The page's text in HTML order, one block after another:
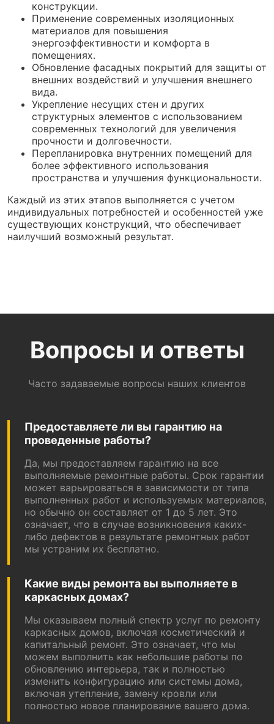
конструкции.
Применение современных изоляционных
материалов для повышения
энергоэффективности и комфорта в
помещениях.
Обновление фасадных покрытий для защиты от
внешних воздействий и улучшения внешнего
вида.
Укрепление несущих стен и других
структурных элементов с использованием
современных технологий для увеличения
прочности и долговечности.
Перепланировка внутренних помещений для
более эффективного использования
пространства и улучшения функциональности.
Каждый из этих этапов выполняется с учетом
индивидуальных потребностей и особенностей уже
существующих конструкций, что обеспечивает
наилучший возможный результат.
Вопросы и ответы
Часто задаваемые вопросы наших клиентов
Предоставляете ли вы гарантию на
проведенные работы?
Да, мы предоставляем гарантию на все
выполняемые ремонтные работы. Срок гарантии
может варьироваться в зависимости от типа
выполненных работ и используемых материалов,
но обычно он составляет от 1 до 5 лет. Это
означает, что в случае возникновения каких-
либо дефектов в результате ремонтных работ
мы устраним их бесплатно.
Какие виды ремонта вы выполняете в
каркасных домах?
Мы оказываем полный спектр услуг по ремонту
каркасных домов, включая косметический и
капитальный ремонт. Это означает, что мы
можем выполнить как небольшие работы по
обновлению интерьера, так и полностью
изменить конфигурацию или системы дома,
включая утепление, замену кровли или
полностью новое планирование вашего дома.